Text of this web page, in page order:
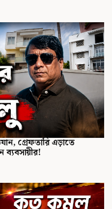
গ্রেফতারি এড়াতে